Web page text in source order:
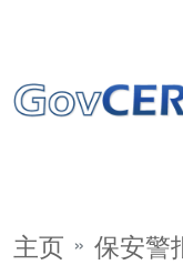
主页 保安警